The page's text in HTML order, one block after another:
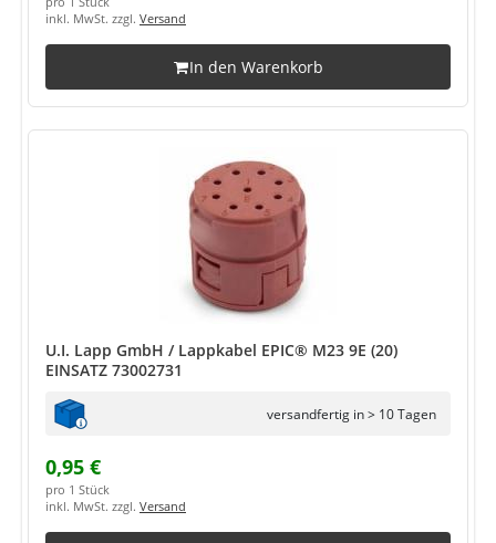
inkl. MwSt. zzgl. Versand
In den Warenkorb
U.I. Lapp GmbH / Lappkabel EPIC® M23 9E (20)
EINSATZ 73002731
versandfertig in > 10 Tagen
0,95 €
pro 1 Stück
inkl. MwSt. zzgl. Versand